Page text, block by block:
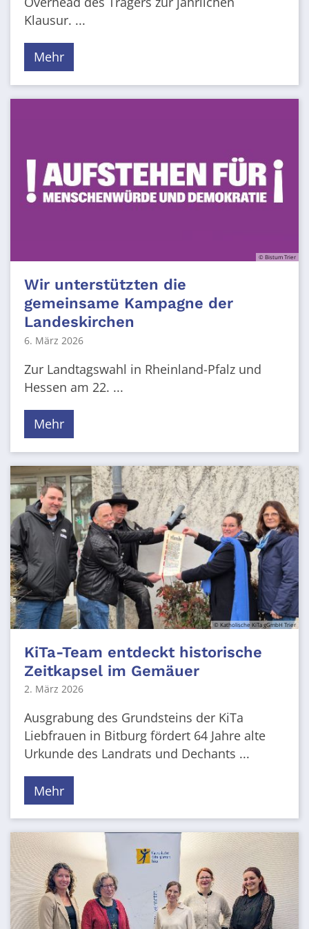
Klausur. ...
Mehr
© Bistum Trier
Wir unterstützten die
gemeinsame Kampagne der
Landeskirchen
6. März 2026
Zur Landtagswahl in Rheinland-Pfalz und
Hessen am 22. ...
Mehr
© Katholische KiTa gGmbH Trier
KiTa-Team entdeckt historische
Zeitkapsel im Gemäuer
2. März 2026
Ausgrabung des Grundsteins der KiTa
Liebfrauen in Bitburg fördert 64 Jahre alte
Urkunde des Landrats und Dechants ...
Mehr